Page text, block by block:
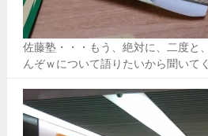
佐藤塾・・・もう、絶対に、二度と
んぞｗについて語りたいから聞いて